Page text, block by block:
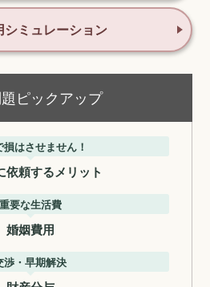
シミュレーション
ピックアップ
損はさせません！
依頼するメリット
重要な生活費
婚姻費用
渉・早期解決